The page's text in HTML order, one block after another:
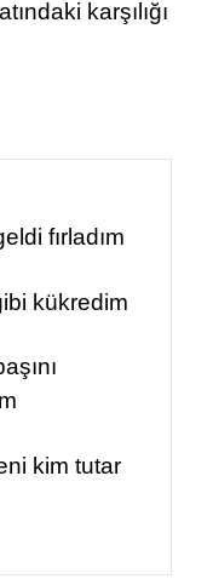
karşılığı
fırladım
kükredim
kim tutar